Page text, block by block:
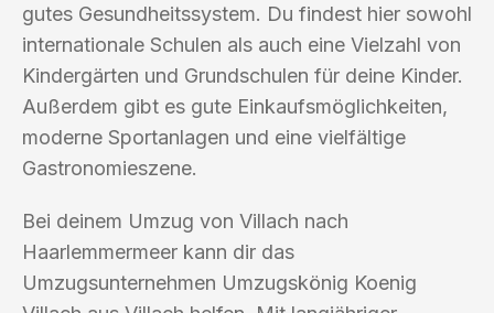
gutes Gesundheitssystem. Du findest hier sowohl
internationale Schulen als auch eine Vielzahl von
Kindergärten und Grundschulen für deine Kinder.
Außerdem gibt es gute Einkaufsmöglichkeiten,
moderne Sportanlagen und eine vielfältige
Gastronomieszene.
Bei deinem Umzug von Villach nach
Haarlemmermeer kann dir das
Umzugsunternehmen Umzugskönig Koenig